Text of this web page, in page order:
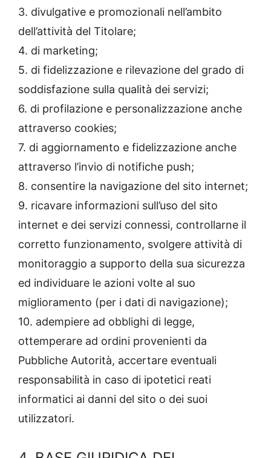
3. divulgative e promozionali nell’ambito
dell’attività del Titolare;
4. di marketing;
5. di fidelizzazione e rilevazione del grado di
soddisfazione sulla qualità dei servizi;
6. di profilazione e personalizzazione anche
attraverso cookies;
7. di aggiornamento e fidelizzazione anche
attraverso l’invio di notifiche push;
8. consentire la navigazione del sito internet;
9. ricavare informazioni sull’uso del sito
internet e dei servizi connessi, controllarne il
corretto funzionamento, svolgere attività di
monitoraggio a supporto della sua sicurezza
ed individuare le azioni volte al suo
miglioramento (per i dati di navigazione);
10. adempiere ad obblighi di legge,
ottemperare ad ordini provenienti da
Pubbliche Autorità, accertare eventuali
responsabilità in caso di ipotetici reati
informatici ai danni del sito o dei suoi
utilizzatori.